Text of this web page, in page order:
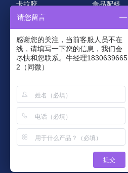
卡拉胶
食品配料
海藻粉
产品中心
技术支持
解决方案
合作保障
新闻资讯
关于我们
简体中文
请您留言
感谢您的关注，当前客服人员不在
线，请填写一下您的信息，我们会
尽快和您联系。牛经理1830639665
2（同微）
提交